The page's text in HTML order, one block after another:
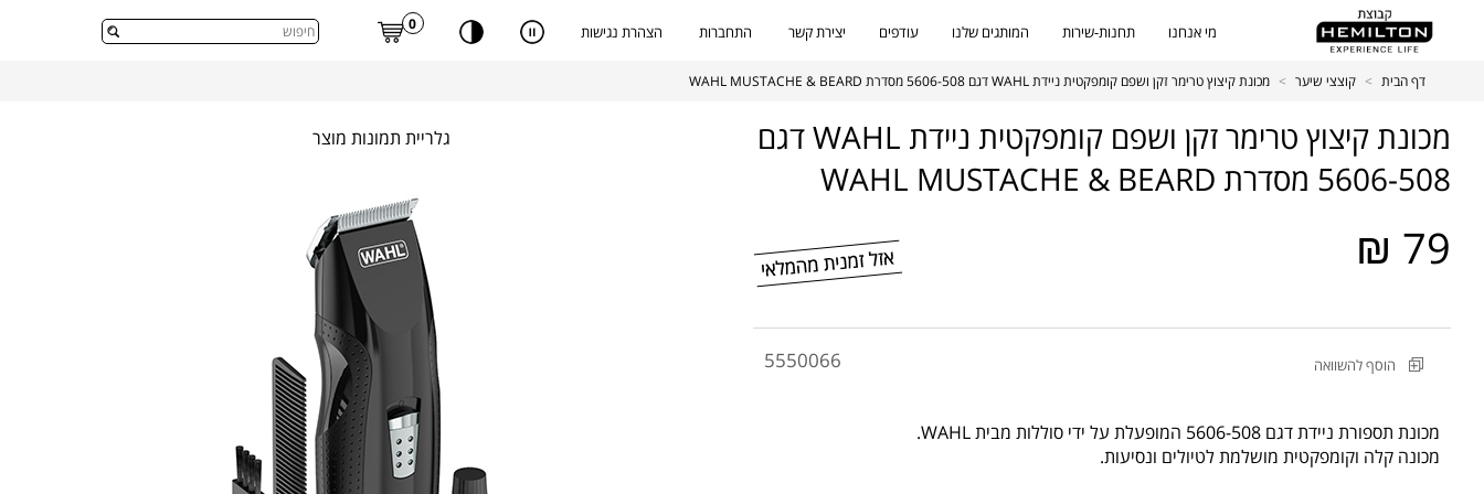
דלג לתוכן העמוד
מי אנחנו תחנות-שירות המותגים שלנו עודפים יצירת קשר התחברות הצהרת נגישות 0
דף הבית > קוצצי שיער > מכונת קיצוץ טרימר זקן ושפם קומפקטית ניידת WAHL דגם 5606-508 מסדרת WAHL MUSTACHE & BEARD
מכונת קיצוץ טרימר זקן ושפם קומפקטית ניידת WAHL דגם
5606-508 מסדרת WAHL MUSTACHE & BEARD
79 ₪
5550066
מקט
הוסף להשוואה
טרימר
מכונת תספורת ניידת דגם 5606-508 המופעלת על ידי סוללות מבית WAHL.
מכונה קלה וקומפקטית מושלמת לטיולים ונסיעות.
גלריית תמונות מוצר